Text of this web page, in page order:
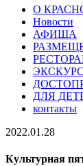
О
Новости
АФИША
ДЛЯ
контакты
2022.01.28
Культурная